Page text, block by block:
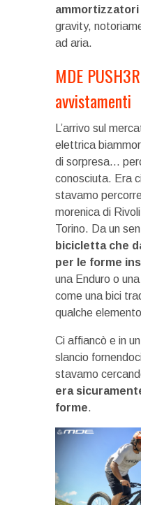
ammortizzatori
gravity,
ad aria.
MDE
avvistamenti
L’arrivo sul
elettrica
di sorpresa…
conosciuta. Era
stavamo
morenica di
Torino. Da un
bicicletta che
per le forme
una Enduro o
come una bici
qualche
Ci affiancò e in
slancio
stavamo
era
forme.